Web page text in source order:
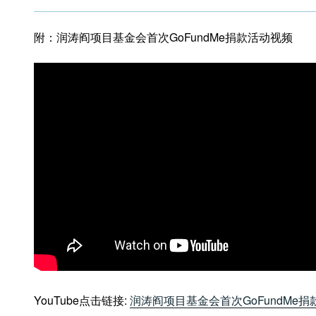
附：润涛阎项目基金会首次GoFundMe捐款活动视频
YouTube点击链接: 润涛阎项目基金会首次GoFundMe捐